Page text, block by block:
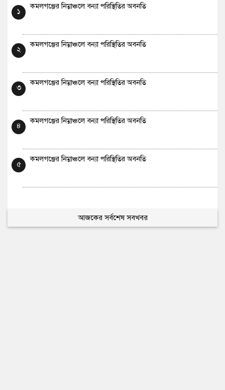
১
কমলগঞ্জের নিম্নাঞ্চলে বন্যা পরিস্থিতির অবনতি
২
কমলগঞ্জের নিম্নাঞ্চলে বন্যা পরিস্থিতির অবনতি
৩
কমলগঞ্জের নিম্নাঞ্চলে বন্যা পরিস্থিতির অবনতি
৪
কমলগঞ্জের নিম্নাঞ্চলে বন্যা পরিস্থিতির অবনতি
৫
কমলগঞ্জের নিম্নাঞ্চলে বন্যা পরিস্থিতির অবনতি
আজকের সর্বশেষ সবখবর